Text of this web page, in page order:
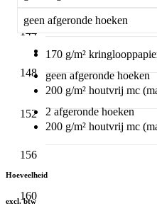
144
148
152
156
160
170 g/m² offset wit
170 g/m²
200 g/m² houtvrij mc
200 g/m² houtvrij mc
geen afgeronde hoeken
geen afgeronde hoeken
2 afgeronde hoeken
Hoeveelheid
excl. btw